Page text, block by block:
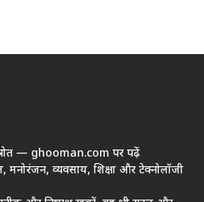
स्रोत — ghooman.com पर पढ़ें
खेल, मनोरंजन, व्यवसाय, शिक्षा और टेक्नोलॉजी